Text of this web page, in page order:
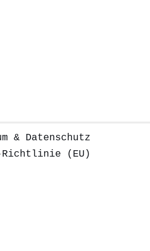
& Datenschutz
Richtlinie (EU)